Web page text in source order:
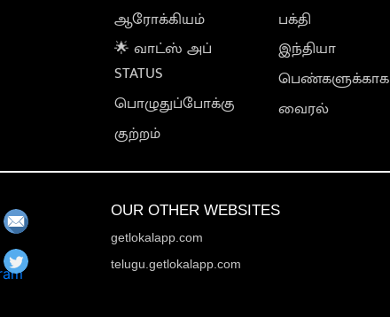
ஆரோக்கியம்
🌟 வாட்ஸ் அப்
STATUS
பொழுதுப்போக்கு
குற்றம்
பக்தி
இந்தியா
பெண்களுக்காக
வைரல்
OUR OTHER WEBSITES
getlokalapp.com
telugu.getlokalapp.com